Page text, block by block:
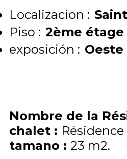
Localizacion :
Piso : 2ème étage
exposición : Oeste
Nombre de la
chalet :
tamano : 23 m2